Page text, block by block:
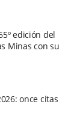
edición del
Minas con su
once citas